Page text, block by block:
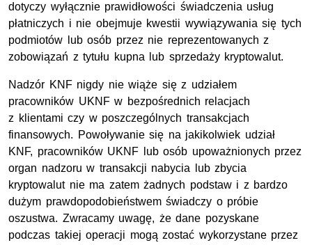
dotyczy wyłącznie prawidłowości świadczenia usług
płatniczych i nie obejmuje kwestii wywiązywania się tych
podmiotów lub osób przez nie reprezentowanych z
zobowiązań z tytułu kupna lub sprzedaży kryptowalut.
Nadzór KNF nigdy nie wiąże się z udziałem
pracowników UKNF w bezpośrednich relacjach
z klientami czy w poszczególnych transakcjach
finansowych. Powoływanie się na jakikolwiek udział
KNF, pracowników UKNF lub osób upoważnionych przez
organ nadzoru w transakcji nabycia lub zbycia
kryptowalut nie ma zatem żadnych podstaw i z bardzo
dużym prawdopodobieństwem świadczy o próbie
oszustwa. Zwracamy uwagę, że dane pozyskane
podczas takiej operacji mogą zostać wykorzystane przez